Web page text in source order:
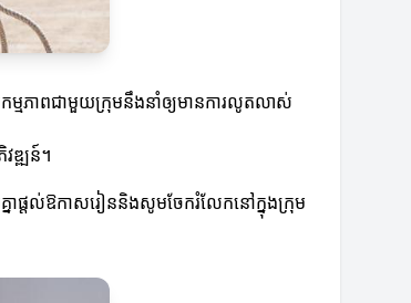
ម្មភាពជាមួយក្រុមនឹងនាំឲ្យមានការលូតលាស់
ឌ្ឍន៍។
គ្នាផ្តល់ឱកាសរៀននិងសូមចែករំលែកនៅក្នុងក្រុម